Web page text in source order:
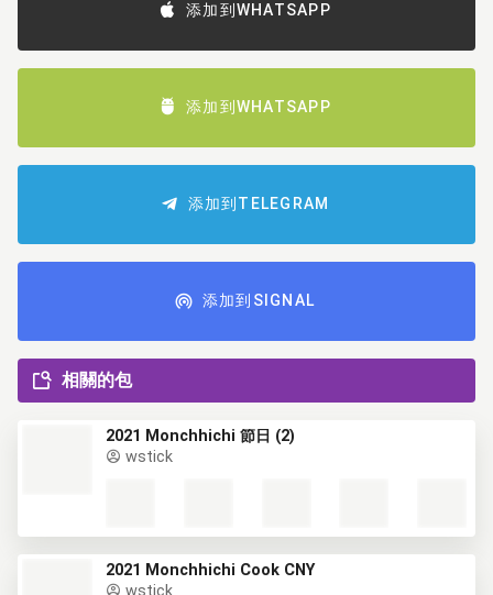
添加到WHATSAPP
添加到WHATSAPP
添加到TELEGRAM
添加到SIGNAL
相關的包
2021 Monchhichi 節日 (2)
wstick
2021 Monchhichi Cook CNY
wstick